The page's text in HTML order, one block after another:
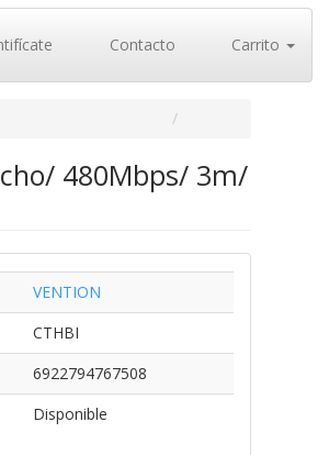
Contacto Carrito
480Mbps/ 3m/
VENTION
CTHBI
6922794767508
Disponible